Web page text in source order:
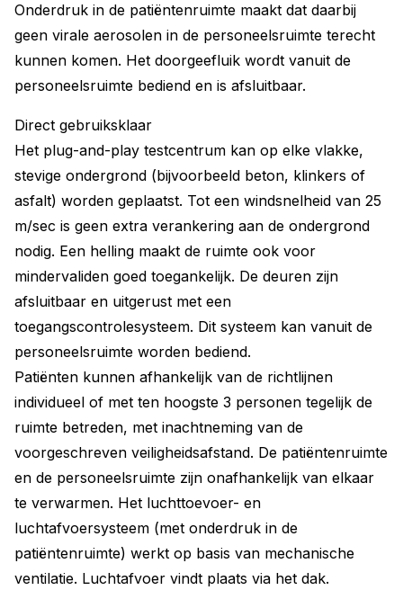
Onderdruk in de patiëntenruimte maakt dat daarbij
geen virale aerosolen in de personeelsruimte terecht
kunnen komen. Het doorgeefluik wordt vanuit de
personeelsruimte bediend en is afsluitbaar.
Direct gebruiksklaar
Het plug-and-play testcentrum kan op elke vlakke,
stevige ondergrond (bijvoorbeeld beton, klinkers of
asfalt) worden geplaatst. Tot een windsnelheid van 25
m/sec is geen extra verankering aan de ondergrond
nodig. Een helling maakt de ruimte ook voor
mindervaliden goed toegankelijk. De deuren zijn
afsluitbaar en uitgerust met een
toegangscontrolesysteem. Dit systeem kan vanuit de
personeelsruimte worden bediend.
Patiënten kunnen afhankelijk van de richtlijnen
individueel of met ten hoogste 3 personen tegelijk de
ruimte betreden, met inachtneming van de
voorgeschreven veiligheidsafstand. De patiëntenruimte
en de personeelsruimte zijn onafhankelijk van elkaar
te verwarmen. Het luchttoevoer- en
luchtafvoersysteem (met onderdruk in de
patiëntenruimte) werkt op basis van mechanische
ventilatie. Luchtafvoer vindt plaats via het dak.